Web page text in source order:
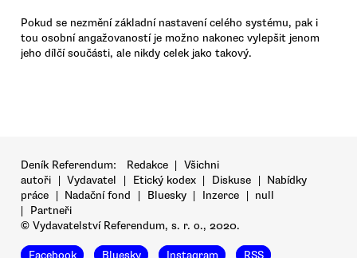
Pokud se nezmění základní nastavení celého systému, pak i
tou osobní angažovaností je možno nakonec vylepšit jenom
jeho dílčí součásti, ale nikdy celek jako takový.
Deník Referendum: Redakce | Všichni
autoři | Vydavatel | Etický kodex | Diskuse | Nabídky
práce | Nadační fond | Bluesky | Inzerce | null
|
Partneři
© Vydavatelství Referendum, s. r. o., 2020.
Facebook Bluesky Instagram RSS